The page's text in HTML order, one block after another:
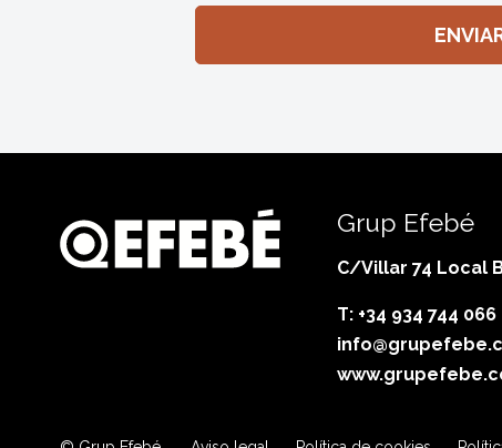
Grup Efebé
C/Villar 74 Local
T: +34 934 744 066